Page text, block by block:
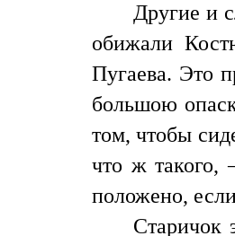
Другие и
обижали
Пугаева. Это
большою
том, чтобы
что ж
положено,
Старичок